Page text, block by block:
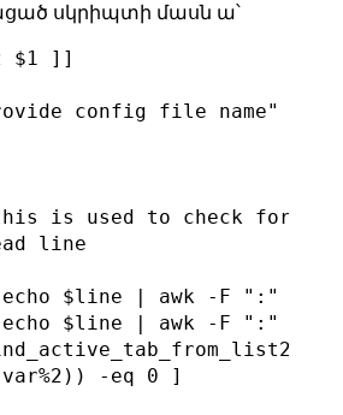
սկրիպտի մասն ա՝
]]
config file name"
is used to check for
line
$line | awk -F ":" {'
$line | awk -F ":" {'
-eq 0 ]